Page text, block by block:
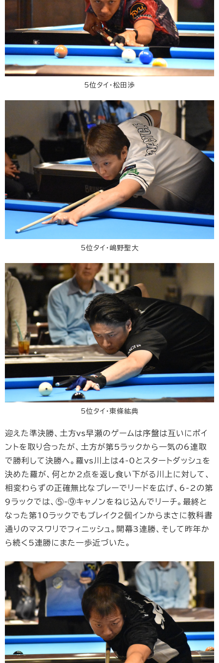
5位タイ・松田渉
5位タイ・嶋野聖大
5位タイ・東條紘典
迎えた準決勝、土方vs早瀬のゲームは序盤は互いにポイ
ントを取り合ったが、土方が第5ラックから一気の6連取
で勝利して決勝へ。羅vs川上は4-0とスタートダッシュを
決めた羅が、何とか2点を返し食い下がる川上に対して、
相変わらずの正確無比なプレーでリードを広げ、6-2の第
9ラックでは、⑤-⑨キャノンをねじ込んでリーチ。最終と
なった第10ラックでもブレイク2個インからまさに教科書
通りのマスワリでフィニッシュ。開幕3連勝、そして昨年か
ら続く5連勝にまた一歩近づいた。